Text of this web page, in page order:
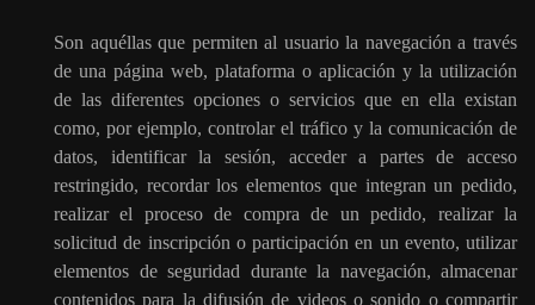
Son aquéllas que permiten al usuario la navegación a través
de una página web, plataforma o aplicación y la utilización
de las diferentes opciones o servicios que en ella existan
como, por ejemplo, controlar el tráfico y la comunicación de
datos, identificar la sesión, acceder a partes de acceso
restringido, recordar los elementos que integran un pedido,
realizar el proceso de compra de un pedido, realizar la
solicitud de inscripción o participación en un evento, utilizar
elementos de seguridad durante la navegación, almacenar
contenidos para la difusión de videos o sonido o compartir